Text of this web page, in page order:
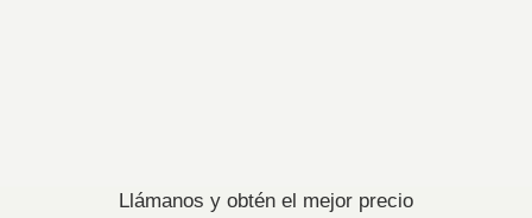
Llámanos y obtén el mejor precio